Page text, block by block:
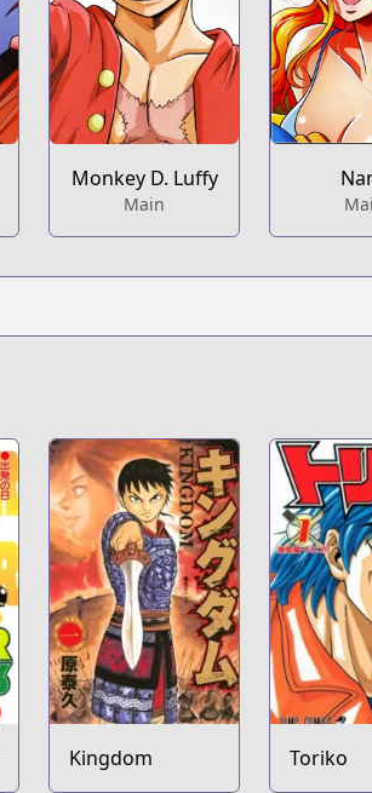
Monkey D. Luffy
Main
Kingdom Toriko